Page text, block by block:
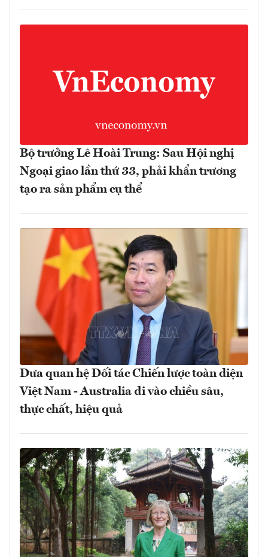
Bộ trưởng Lê Hoài Trung: Sau Hội nghị
Ngoại giao lần thứ 33, phải khẩn trương
tạo ra sản phẩm cụ thể
Đưa quan hệ Đối tác Chiến lược toàn diện
Việt Nam - Australia đi vào chiều sâu,
thực chất, hiệu quả